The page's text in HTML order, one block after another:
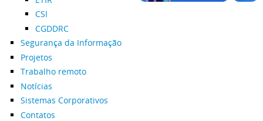
CSI
CGDDRC
Segurança da Informação
Projetos
Trabalho remoto
Notícias
Sistemas Corporativos
Contatos